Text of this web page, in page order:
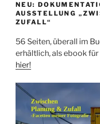
NEU:
AUSSTELLUNG
ZUFALL“
56 Seiten, überall im
erhältlich, als ebook
hier!